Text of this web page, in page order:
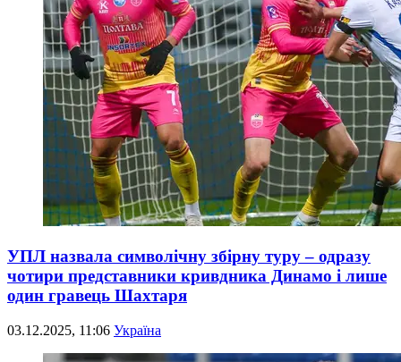
УПЛ назвала символічну збірну туру – одразу
чотири представники кривдника Динамо і лише
один гравець Шахтаря
03.12.2025, 11:06 Україна